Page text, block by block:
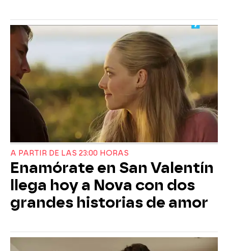
A PARTIR DE LAS 23:00 HORAS
Enamórate en San Valentín
llega hoy a Nova con dos
grandes historias de amor